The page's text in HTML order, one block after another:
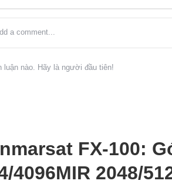
luận nào. Hãy là người đầu tiên!
FX-100:
4096MIR 2048/